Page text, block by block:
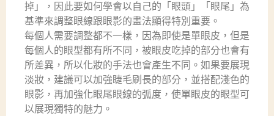
掉」，因此要如何學會以自己的「眼頭」「眼尾」為
基準來調整眼線跟眼影的畫法顯得特別重要。
每個人需要調整都不一樣，因為即使是單眼皮，但是
每個人的眼型都有所不同，被眼皮吃掉的部分也會有
所差異，所以化妝的手法也會產生不同。如果要展現
淡妝，建議可以加強睫毛刷長的部分，並搭配淺色的
眼影，再加強化眼尾眼線的弧度，使單眼皮的眼型可
以展現獨特的魅力。